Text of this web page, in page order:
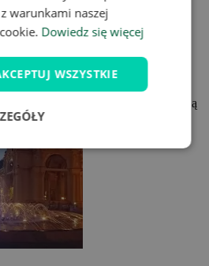
(Zobacz oryginał)
Hotel czysty. Personel miły i
porządku. Dla osób, które nie szukają
wybór na przyjemny pobyt.
warunkami naszej
Dowiedz się więcej
WSZYSTKIE